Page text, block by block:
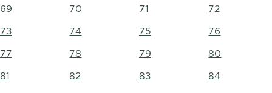
69 70 71 72
73 74 75 76
77 78 79 80
81 82 83 84